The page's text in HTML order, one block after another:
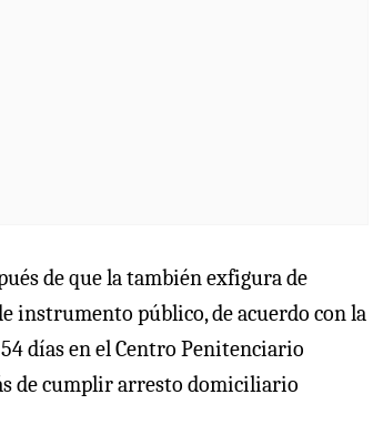
de que la también exfigura de
instrumento público, de acuerdo con la
días en el Centro Penitenciario
de cumplir arresto domiciliario